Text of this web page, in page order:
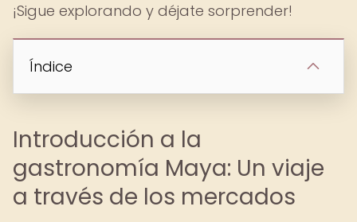
¡Sigue explorando y déjate sorprender!
Índice
Introducción a la
gastronomía Maya: Un viaje
a través de los mercados